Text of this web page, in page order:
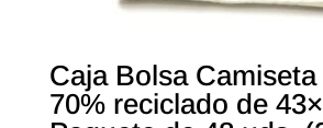
Caja Bolsa
70% reciclado de